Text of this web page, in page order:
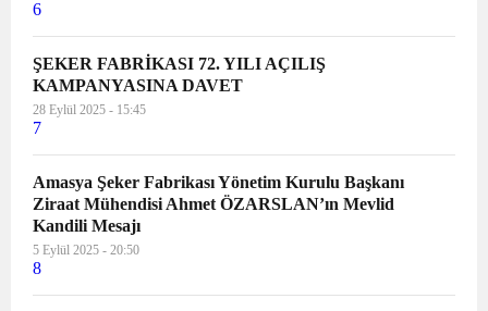
6
ŞEKER FABRİKASI 72. YILI AÇILIŞ
KAMPANYASINA DAVET
28 Eylül 2025 - 15:45
7
Amasya Şeker Fabrikası Yönetim Kurulu Başkanı
Ziraat Mühendisi Ahmet ÖZARSLAN’ın Mevlid
Kandili Mesajı
5 Eylül 2025 - 20:50
8